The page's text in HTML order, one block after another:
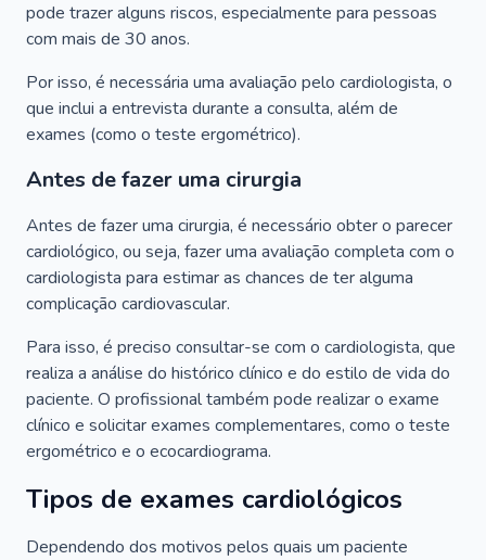
pode trazer alguns riscos, especialmente para pessoas
com mais de 30 anos.
Por isso, é necessária uma avaliação pelo cardiologista, o
que inclui a entrevista durante a consulta, além de
exames (como o teste ergométrico).
Antes de fazer uma cirurgia
Antes de fazer uma cirurgia, é necessário obter o parecer
cardiológico, ou seja, fazer uma avaliação completa com o
cardiologista para estimar as chances de ter alguma
complicação cardiovascular.
Para isso, é preciso consultar-se com o cardiologista, que
realiza a análise do histórico clínico e do estilo de vida do
paciente. O profissional também pode realizar o exame
clínico e solicitar exames complementares, como o teste
ergométrico e o ecocardiograma.
Tipos de exames cardiológicos
Dependendo dos motivos pelos quais um paciente